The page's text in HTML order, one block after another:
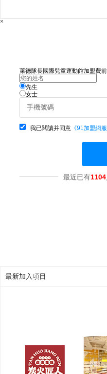
×
萊德隊長國際兒童運動館加盟費
先生
女士
我已閱讀并同意 《91加盟網
最近已有1104
最新加入項目